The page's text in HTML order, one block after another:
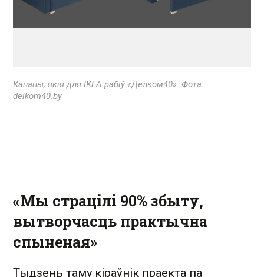
Канапы, якія для IKEA рабіў «Делком40». Фота
delkom40.by
«Мы страцілі 90% збыту,
вытворчасць практычна
спыненая»
Тыдзень таму кіраўнік праекта па